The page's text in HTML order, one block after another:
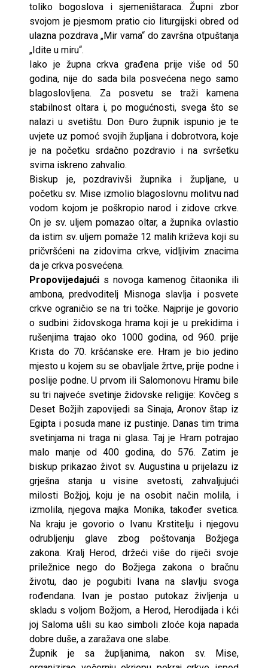
toliko bogoslova i sjemeništaraca. Župni zbor
svojom je pjesmom pratio cio liturgijski obred od
ulazna pozdrava „Mir vama“ do završna otpuštanja
„Idite u miru“.
Iako je župna crkva građena prije više od 50
godina, nije do sada bila posvećena nego samo
blagoslovljena. Za posvetu se traži kamena
stabilnost oltara i, po mogućnosti, svega što se
nalazi u svetištu. Don Đuro župnik ispunio je te
uvjete uz pomoć svojih župljana i dobrotvora, koje
je na početku srdačno pozdravio i na svršetku
svima iskreno zahvalio.
Biskup je, pozdravivši župnika i župljane, u
početku sv. Mise izmolio blagoslovnu molitvu nad
vodom kojom je poškropio narod i zidove crkve.
On je sv. uljem pomazao oltar, a župnika ovlastio
da istim sv. uljem pomaže 12 malih križeva koji su
pričvršćeni na zidovima crkve, vidljivim znacima
da je crkva posvećena.
Propovijedajući s novoga kamenog čitaonika ili
ambona, predvoditelj Misnoga slavlja i posvete
crkve ograničio se na tri točke. Najprije je govorio
o sudbini židovskoga hrama koji je u prekidima i
rušenjima trajao oko 1000 godina, od 960. prije
Krista do 70. kršćanske ere. Hram je bio jedino
mjesto u kojem su se obavljale žrtve, prije podne i
poslije podne. U prvom ili Salomonovu Hramu bile
su tri najveće svetinje židovske religije: Kovčeg s
Deset Božjih zapovijedi sa Sinaja, Aronov štap iz
Egipta i posuda mane iz pustinje. Danas tim trima
svetinjama ni traga ni glasa. Taj je Hram potrajao
malo manje od 400 godina, do 576. Zatim je
biskup prikazao život sv. Augustina u prijelazu iz
grješna stanja u visine svetosti, zahvaljujući
milosti Božjoj, koju je na osobit način molila, i
izmolila, njegova majka Monika, također svetica.
Na kraju je govorio o Ivanu Krstitelju i njegovu
odrubljenju glave zbog poštovanja Božjega
zakona. Kralj Herod, držeći više do riječi svoje
priležnice nego do Božjega zakona o bračnu
životu, dao je pogubiti Ivana na slavlju svoga
rođendana. Ivan je postao putokaz življenja u
skladu s voljom Božjom, a Herod, Herodijada i kći
joj Saloma ušli su kao simboli zloće koja napada
dobre duše, a zaražava one slabe.
Župnik je sa župljanima, nakon sv. Mise,